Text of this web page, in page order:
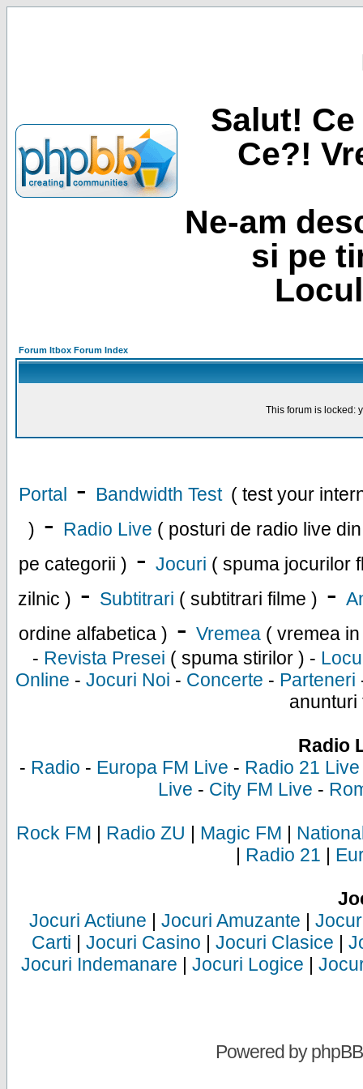
Salut!
Ce?!
Ne-am
si pe
Forum Itbox Forum Index
This forum is locked:
Portal - Bandwidth Test ( test your
) - Radio Live ( posturi de radio live
pe categorii ) - Jocuri ( spuma jocurilor
zilnic ) - Subtitrari ( subtitrari filme ) -
ordine alfabetica ) - Vremea ( vremea
- Revista Presei ( spuma stirilor ) -
Online - Jocuri Noi - Concerte - Parteneri
anunturi
Radio
- Radio - Europa FM Live - Radio 21 Live
Live - City FM Live -
Rock FM | Radio ZU | Magic FM |
| Radio 21 |
Jocuri Actiune | Jocuri Amuzante |
Carti | Jocuri Casino | Jocuri Clasice |
Jocuri Indemanare | Jocuri Logice |
Powered byphpBB